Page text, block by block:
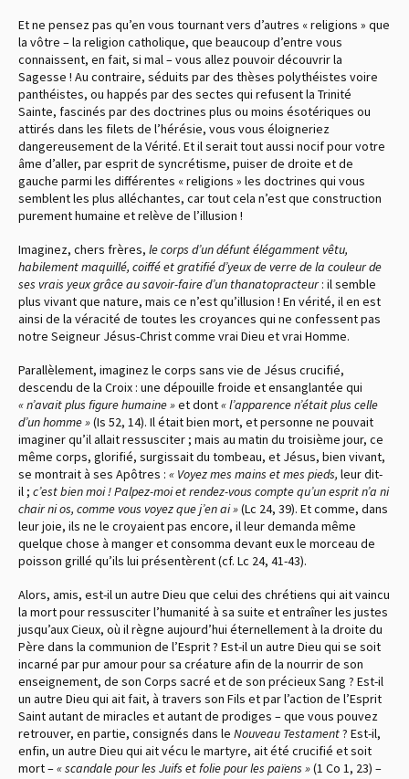
Et ne pensez pas qu’en vous tournant vers d’autres « religions » que
la vôtre – la religion catholique, que beaucoup d’entre vous
connaissent, en fait, si mal – vous allez pouvoir découvrir la
Sagesse ! Au contraire, séduits par des thèses polythéistes voire
panthéistes, ou happés par des sectes qui refusent la Trinité
Sainte, fascinés par des doctrines plus ou moins ésotériques ou
attirés dans les filets de l’hérésie, vous vous éloigneriez
dangereusement de la Vérité. Et il serait tout aussi nocif pour votre
âme d’aller, par esprit de syncrétisme, puiser de droite et de
gauche parmi les différentes « religions » les doctrines qui vous
semblent les plus alléchantes, car tout cela n’est que construction
purement humaine et relève de l’illusion !
Imaginez, chers frères, le corps d’un défunt élégamment vêtu,
habilement maquillé, coiffé et gratifié d’yeux de verre de la couleur de
ses vrais yeux grâce au savoir-faire d’un thanatopracteur: il semble
plus vivant que nature, mais ce n’est qu’illusion ! En vérité, il en est
ainsi de la véracité de toutes les croyances qui ne confessent pas
notre Seigneur Jésus-Christ comme vrai Dieu et vrai Homme.
Parallèlement, imaginez le corps sans vie de Jésus crucifié,
descendu de la Croix : une dépouille froide et ensanglantée qui
« n’avait plus figure humaine »et dont« l’apparence n’était plus celle
d’un homme »(Is 52, 14). Il était bien mort, et personne ne pouvait
imaginer qu’il allait ressusciter ; mais au matin du troisième jour, ce
même corps, glorifié, surgissait du tombeau, et Jésus, bien vivant,
se montrait à ses Apôtres : « Voyez mes mains et mes pieds, leur dit-
il ; c’est bien moi ! Palpez-moi et rendez-vous compte qu’un esprit n’a ni
chair ni os, comme vous voyez que j’en ai »(Lc 24, 39). Et comme, dans
leur joie, ils ne le croyaient pas encore, il leur demanda même
quelque chose à manger et consomma devant eux le morceau de
poisson grillé qu’ils lui présentèrent(cf. Lc 24, 41-43).
Alors, amis, est-il un autre Dieu que celui des chrétiens qui ait vaincu
la mort pour ressusciter l’humanité à sa suite et entraîner les justes
jusqu’aux Cieux, où il règne aujourd’hui éternellement à la droite du
Père dans la communion de l’Esprit ? Est-il un autre Dieu qui se soit
incarné par pur amour pour sa créature afin de la nourrir de son
enseignement, de son Corps sacré et de son précieux Sang ? Est-il
un autre Dieu qui ait fait, à travers son Fils et par l’action de l’Esprit
Saint autant de miracles et autant de prodiges – que vous pouvez
retrouver, en partie, consignés dans le Nouveau Testament? Est-il,
enfin, un autre Dieu qui ait vécu le martyre, ait été crucifié et soit
mort –« scandale pour les Juifs et folie pour les païens »(1 Co 1, 23) –